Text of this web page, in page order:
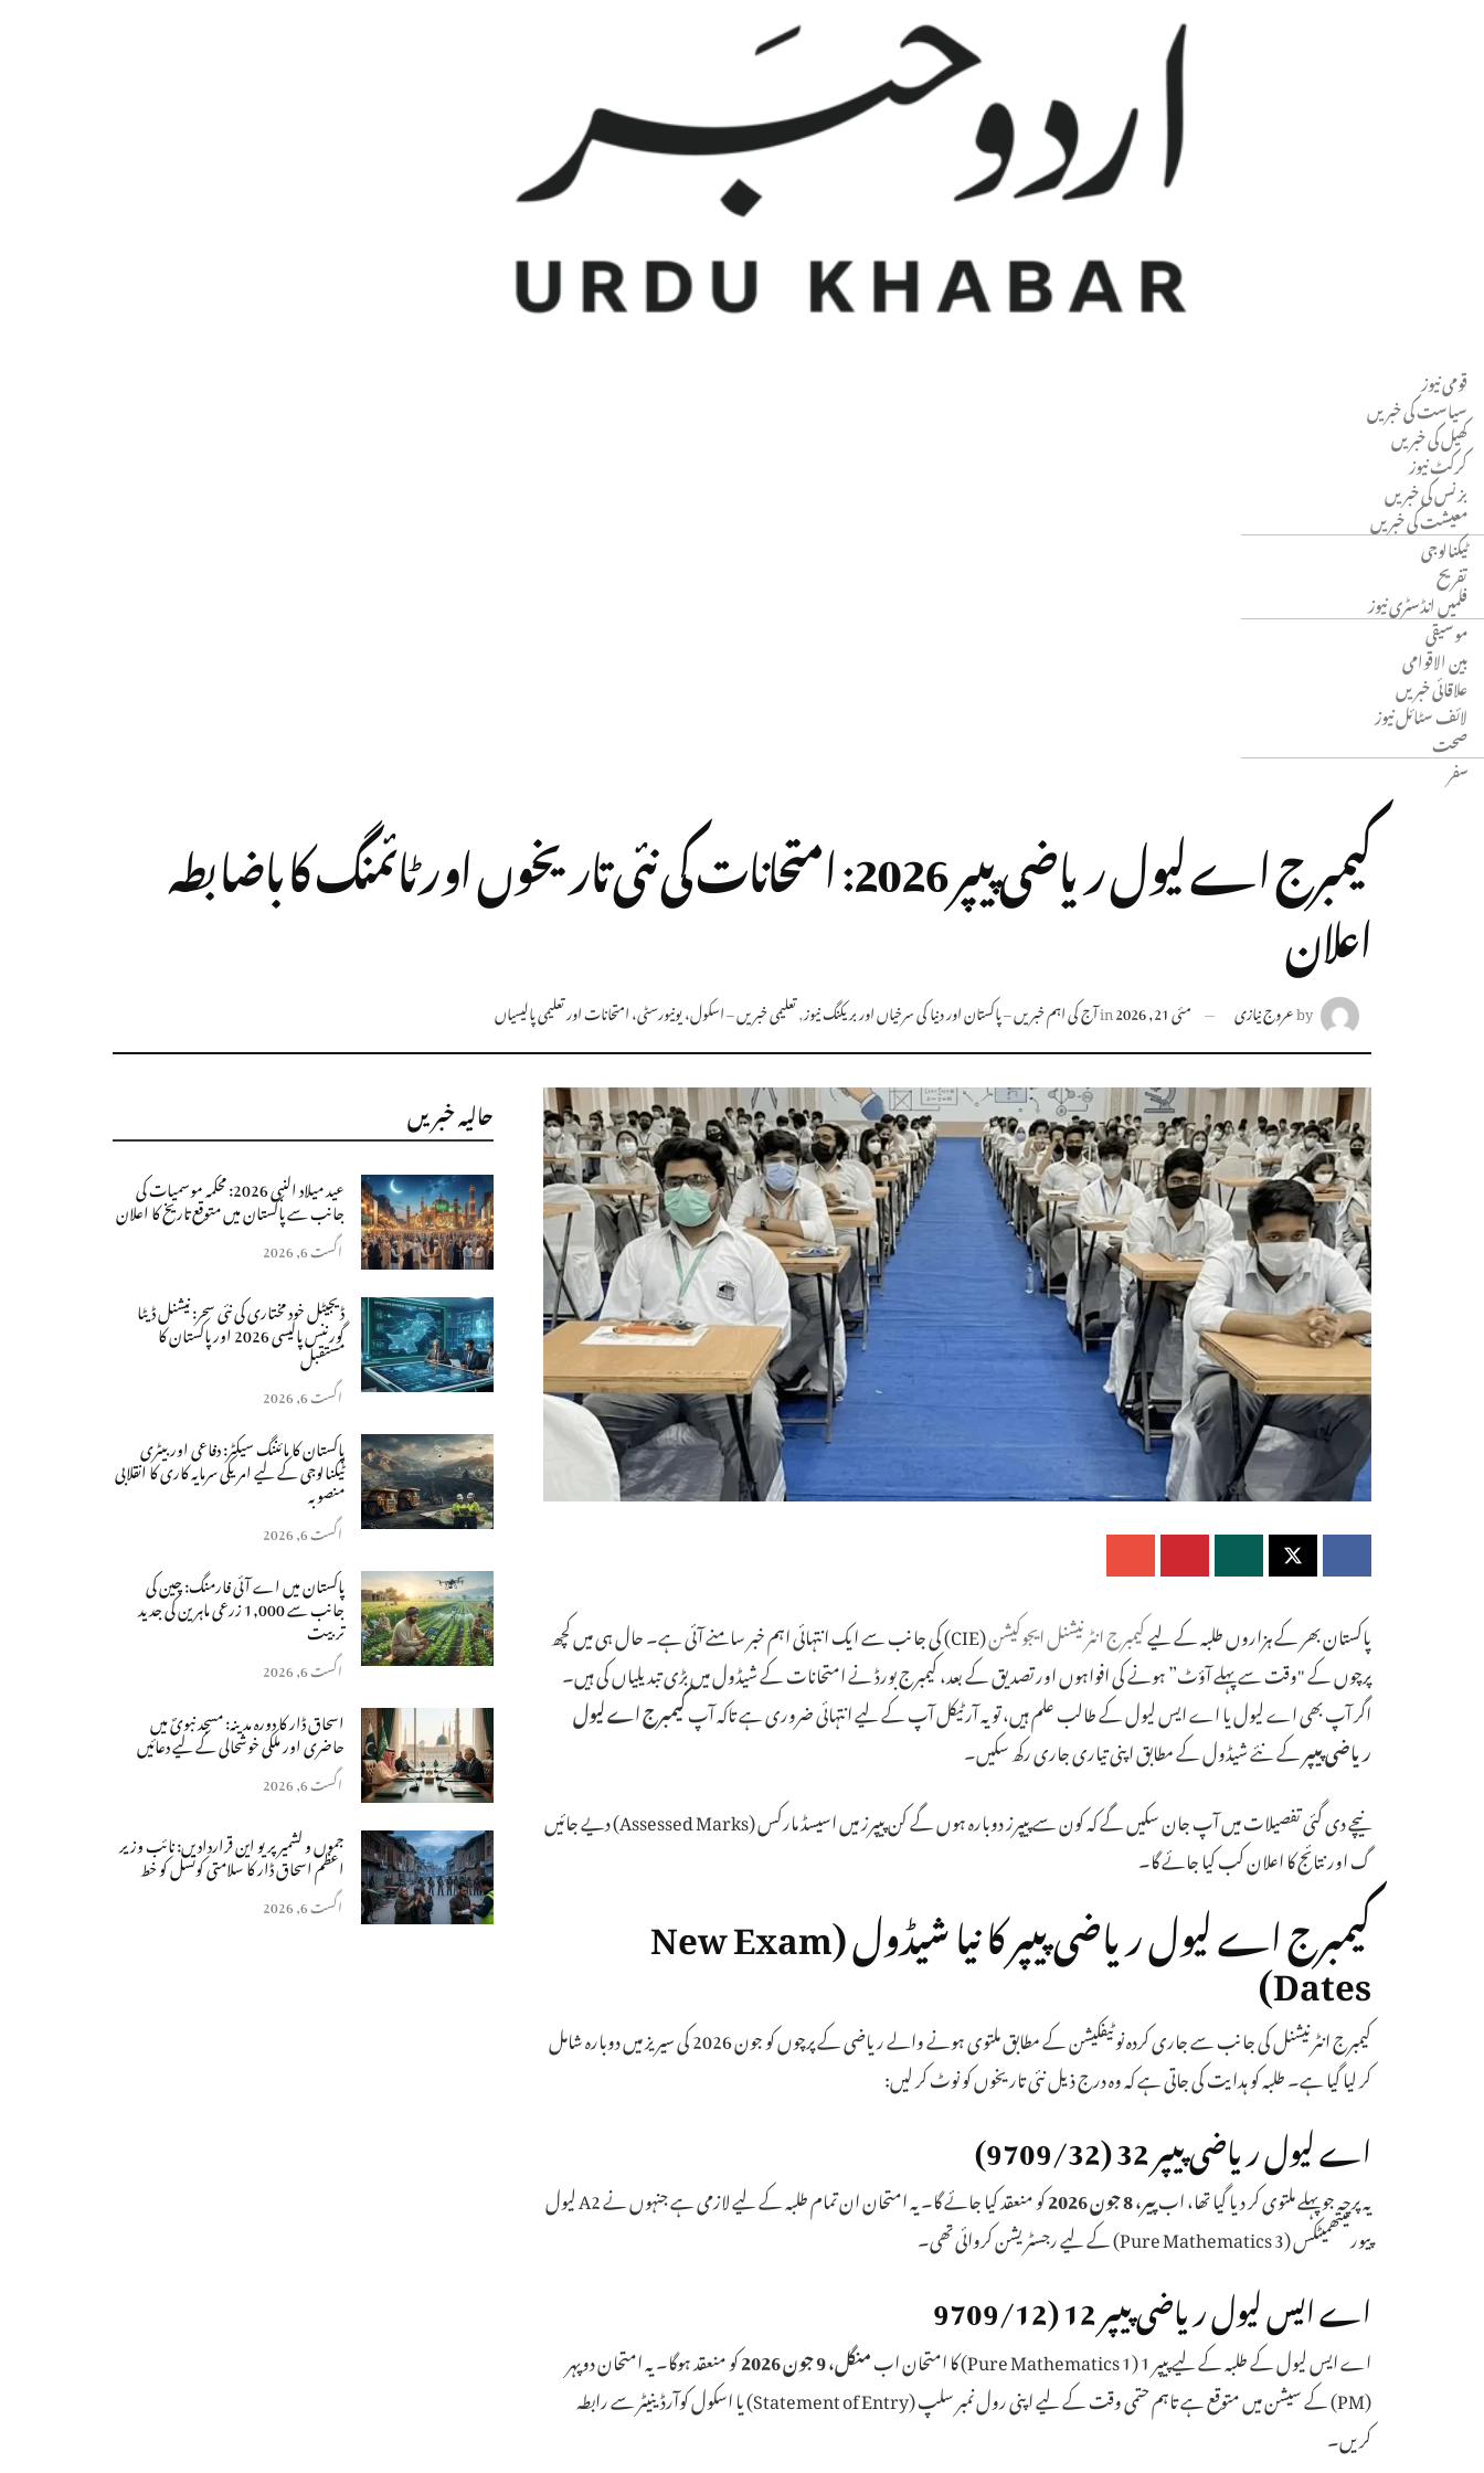
Menuقومی نیوز
سیاست کی خبریں
کھیل کی خبریں
کرکٹ نیوز
بزنس کی خبریں
معیشت کی خبریں
ٹیکنالوجی
تفریح
فلمیں انڈسٹری نیوز
موسیقی
بین الاقوامی
علاقائی خبریں
لائف سٹائل نیوز
صحت
سفر
کیمبرج اے لیول ریاضی پیپر 2026: امتحانات کی نئی تاریخوں اور ٹائمنگ کا باضابطہ
اعلان
byعروج نیازی مئی 21, 2026 inآج کی اہم خبریں – پاکستان اور دنیا کی سرخیاں اور بریکنگ نیوز,تعلیمی خبریں – اسکول، یونیورسٹی، امتحانات اور تعلیمی پالیسیاں
پاکستان بھر کے ہزاروں طلبہ کے لیےکیمبرج انٹرنیشنل ایجوکیشن
(CIE) کی جانب سے ایک انتہائی اہم خبر سامنے آئی ہے۔ حال ہی میں کچھ
پرچوں کے "وقت سے پہلے آؤٹ” ہونے کی افواہوں اور تصدیق کے بعد، کیمبرج بورڈ نے امتحانات کے شیڈول میں بڑی تبدیلیاں کی ہیں۔
اگر آپ بھی اے لیول یا اے ایس لیول کے طالب علم ہیں، تو یہ آرٹیکل آپ کے لیے انتہائی ضروری ہے تاکہ آپکیمبرج اے لیول
ریاضی پیپرکے نئے شیڈول کے مطابق اپنی تیاری جاری رکھ سکیں۔
نیچے دی گئی تفصیلات میں آپ جان سکیں گے کہ کون سے پیپرز دوبارہ ہوں گے کن پیپرز میں اسیسڈ مارکس (Assessed Marks) دیے جائیں
گ اور نتائج کا اعلان کب کیا جائے گا۔
کیمبرج اے لیول ریاضی پیپر کا نیا شیڈول (New Exam
Dates)
کیمبرج انٹرنیشنل کی جانب سے جاری کردہ نوٹیفکیشن کے مطابق ملتوی ہونے والے ریاضی کے پرچوں کو جون 2026 کی سیریز میں دوبارہ شامل
کر لیا گیا ہے۔ طلبہ کو ہدایت کی جاتی ہے کہ وہ درج ذیل نئی تاریخوں کو نوٹ کر لیں:
اے لیول ریاضی پیپر 32 (9709/32)
یہ پرچہ جو پہلے ملتوی کر دیا گیا تھا، ابپیر، 8 جون 2026
کو منعقد کیا جائے گا۔ یہ امتحان ان تمام طلبہ کے لیے لازمی ہے جنہوں نے A2 لیول
پیور میتھمیٹکس (Pure Mathematics 3) کے لیے رجسٹریشن کروائی تھی۔
اے ایس لیول ریاضی پیپر 12 (9709/12
اے ایس لیول کے طلبہ کے لیے پیپر 1 (Pure Mathematics 1) کا امتحان اب منگل، 9 جون 2026
کو منعقد ہوگا۔ یہ امتحان دوپہر
(PM) کے سیشن میں متوقع ہے تاہم حتمی وقت کے لیے اپنی رول نمبر سلپ (Statement of Entry) یا اسکول کوآرڈینیٹر سے رابطہ
کریں۔
حالیہ خبریں
عید میلاد النبی 2026: محکمہ موسمیات کی
جانب سے پاکستان میں متوقع تاریخ کا اعلان
اگست 6, 2026
ڈیجیٹل خود مختاری کی نئی سحر: نیشنل ڈیٹا
گورننس پالیسی 2026 اور پاکستان کا
مستقبل
اگست 6, 2026
پاکستان کا مائننگ سیکٹر: دفاعی اور بیٹری
ٹیکنالوجی کے لیے امریکی سرمایہ کاری کا انقلابی
منصوبہ
اگست 6, 2026
پاکستان میں اے آئی فارمنگ: چین کی
جانب سے 1,000 زرعی ماہرین کی جدید
تربیت
اگست 6, 2026
اسحاق ڈار کا دورہ مدینہ: مسجد نبویؐ میں
حاضری اور ملکی خوشحالی کے لیے دعائیں
اگست 6, 2026
جموں و کشمیر پر یو این قراردادیں: نائب وزیر
اعظم اسحاق ڈار کا سلامتی کونسل کو خط
اگست 6, 2026